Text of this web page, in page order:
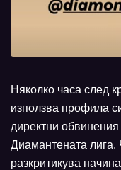
Няколко часа след
използва профила
директни
Диамантената лига.
разкритикува